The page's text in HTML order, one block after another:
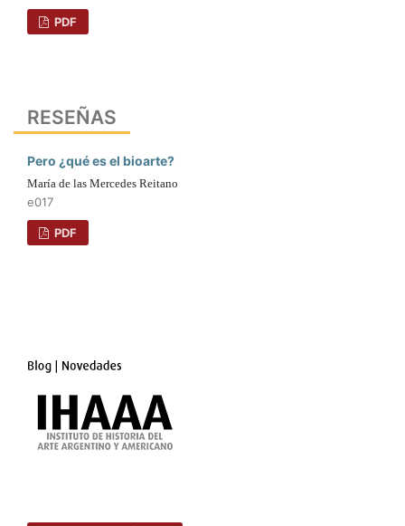
PDF
RESEÑAS
Pero ¿qué es el bioarte?
María de las Mercedes Reitano
e017
PDF